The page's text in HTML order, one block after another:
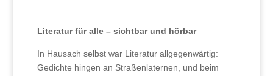
Literatur für alle – sichtbar und hörbar
In Hausach selbst war Literatur allgegenwärtig:
Gedichte hingen an Straßenlaternen, und beim